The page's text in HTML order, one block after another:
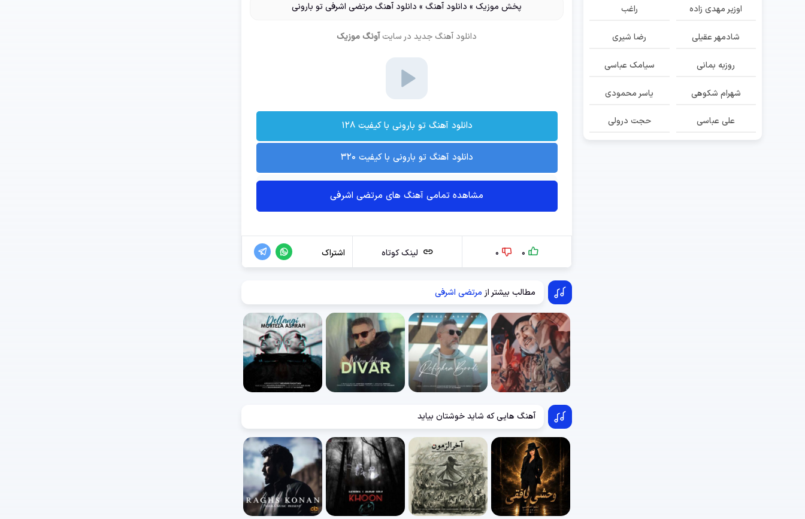
پخش موزیک» دانلود آهنگ» دانلود آهنگ مرتضی اشرفی تو بارونی
دانلود آهنگ جدیددر سایت آونگ موزیک
دانلود آهنگ تو بارونی با کیفیت ۱۲۸
دانلود آهنگ تو بارونی با کیفیت ۳۲۰
مشاهده تمامی آهنگ های مرتضی اشرفی
0
0 لینک کوتاه اشتراک
مطالب بیشتر از مرتضی اشرفی
آهنگ هایی که شاید خوشتان بیاید
اوزیر مهدی زاده راغب
شادمهر عقیلی رضا شیری
روزبه بمانی سیامک عباسی
شهرام شکوهی یاسر محمودی
علی عباسی حجت درولی